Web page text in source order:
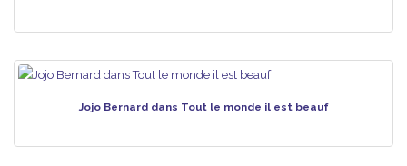
Jojo Bernard dans Tout le monde il est beauf